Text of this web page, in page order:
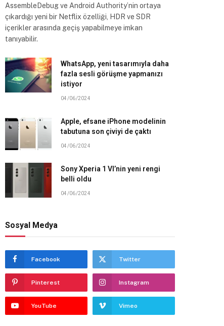
AssembleDebug ve Android Authority’nin ortaya
çıkardığı yeni bir Netflix özelliği, HDR ve SDR
içerikler arasında geçiş yapabilmeye imkan
tanıyabilir.
WhatsApp, yeni tasarımıyla daha
fazla sesli görüşme yapmanızı
istiyor
04/06/2024
Apple, efsane iPhone modelinin
tabutuna son çiviyi de çaktı
04/06/2024
Sony Xperia 1 VI’nin yeni rengi
belli oldu
04/06/2024
Sosyal Medya
Facebook Twitter
Pinterest Instagram
YouTube Vimeo